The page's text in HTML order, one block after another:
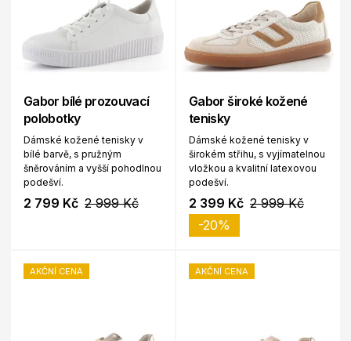
Gabor bílé prozouvací
polobotky
Dámské kožené tenisky v
bílé barvě, s pružným
šněrováním a vyšší pohodlnou
podešví.
2 799 Kč 2 999 Kč
Gabor široké kožené
tenisky
Dámské kožené tenisky v
širokém střihu, s vyjímatelnou
vložkou a kvalitní latexovou
podešví.
2 399 Kč 2 999 Kč
-20%
AKČNÍ CENA AKČNÍ CENA